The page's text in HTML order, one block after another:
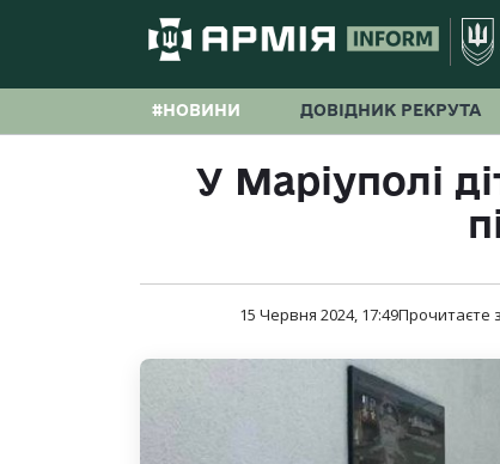
#НОВИНИ ДОВІДНИК РЕКРУТА
У Маріуполі
15 Червня 2024, 17:49Прочитаєте